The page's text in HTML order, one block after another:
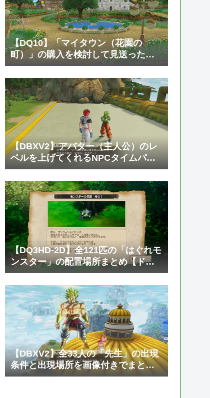
【DQ10】「マイタウン（花園の
町）」の購入を検討して見送った話
【ドラゴンクエスト10 オンライン】
【DBXV2】アバター（主人公）のレ
ベルを上げてくれるNPCタイムパト
ローラー「トソック」の居場所と必
要なゼニーやTPメダルの枚数【ドラ
ゴンボール ゼノバース2】
【DQ3HD-2D】全121匹の「はぐれモ
ンスター」の配置場所まとめ【ドラ
ゴンクエスト3 そして伝説へ…】
【DBXV2】全33人の「先生」の出現
条件と出現場所を画像付きでまとめ
て紹介【ドラゴンボール ゼノバース